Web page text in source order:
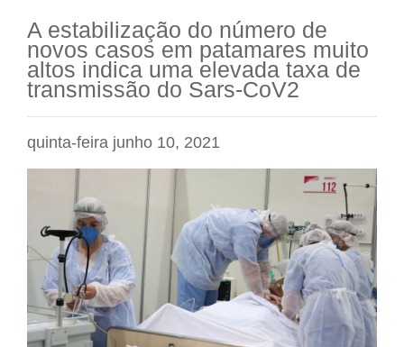
A estabilização do número de
novos casos em patamares muito
altos indica uma elevada taxa de
transmissão do Sars-CoV2
quinta-feira junho 10, 2021